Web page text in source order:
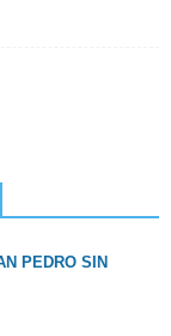
PEDRO SIN